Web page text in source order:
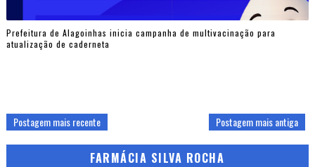
Prefeitura de Alagoinhas inicia campanha de multivacinação para
atualização de caderneta
Postagem mais recente Postagem mais antiga
FARMÁCIA SILVA ROCHA